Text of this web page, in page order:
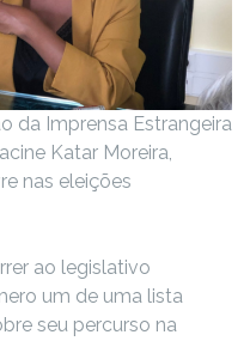
da Imprensa Estrangeira
Katar Moreira,
nas eleições
ao legislativo
um de uma lista
seu percurso na